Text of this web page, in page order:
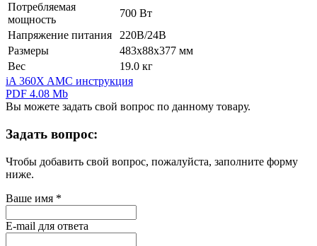
Потребляемая
мощность
700 Вт
Напряжение питания
220В/24В
Размеры
483х88х377 мм
Вес
19.0 кг
iA 360X AMC инструкция
PDF 4.08 Mb
Вы можете задать свой вопрос по данному товару.
Задать вопрос:
Чтобы добавить свой вопрос, пожалуйста, заполните форму
ниже.
Ваше имя *
E-mail для ответа